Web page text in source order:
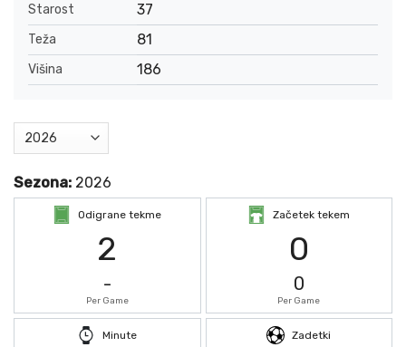
Starost 37
Teža 81
Višina 186
Sezona: 2026
Odigrane tekme
2
-
Per Game
Začetek tekem
0
0
Per Game
Minute Zadetki